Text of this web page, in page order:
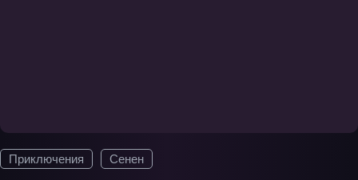
Приключения Сенен